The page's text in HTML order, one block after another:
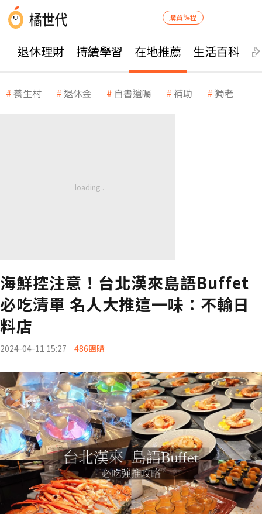
購買課程
退休理財 持續學習 在地推薦 生活百科
養生村 退休金 自書遺囑 補助 獨老
海鮮控注意！台北漢來島語Buffet
必吃清單 名人大推這一味：不輸日
料店
2024-04-11 15:27 486團購